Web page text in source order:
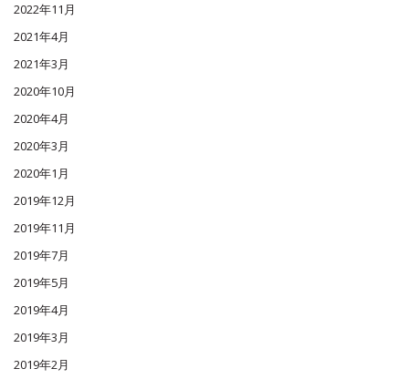
2022年11月
2021年4月
2021年3月
2020年10月
2020年4月
2020年3月
2020年1月
2019年12月
2019年11月
2019年7月
2019年5月
2019年4月
2019年3月
2019年2月